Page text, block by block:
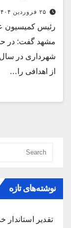
۲۵ فروردین ۱۴۰۴
رئیس کمیسیون
مشهد گفت: در
از اهدافی را…
نوشته‌های تازه
تقدیر